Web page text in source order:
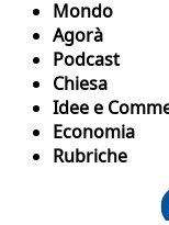
Mondo
Agorà
Podcast
Chiesa
Idee e
Economia
Rubriche